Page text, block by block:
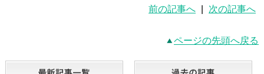
前の記事へ 次の記事へ
ページの先頭へ戻る
最新記事一覧